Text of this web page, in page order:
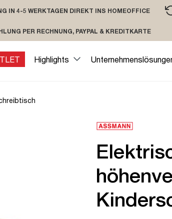
IN 4-5 WERKTAGEN DIREKT INS HOMEOFFICE
PER DHL ODER SPEDITION
PER RECHNUNG, PAYPAL & KREDITKARTE
ÜBERTRAGUNG
Highlights